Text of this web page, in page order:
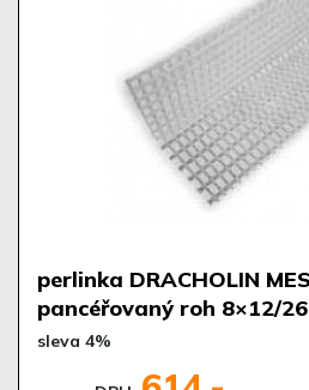
perlinka DRACHOLIN
pancéřovaný roh 8×12/
sleva 4%